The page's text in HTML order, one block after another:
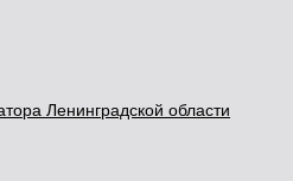
Ленинградской области